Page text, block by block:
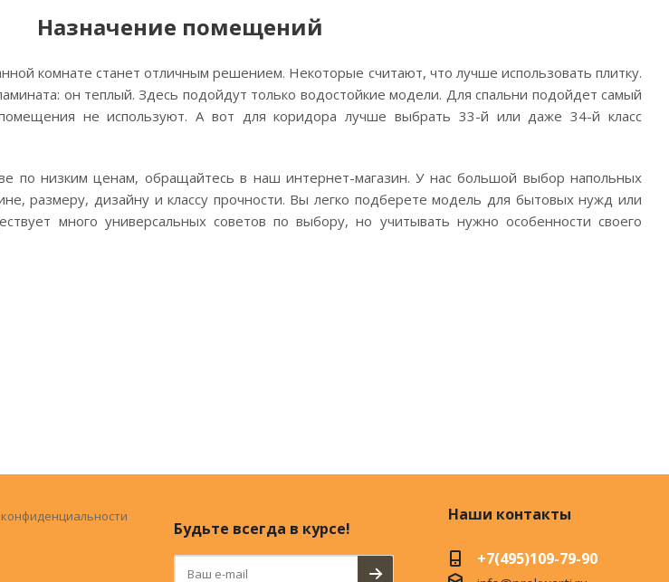
Назначение помещений
комнате станет отличным решением. Некоторые считают, что лучше использовать плитку.
он теплый. Здесь подойдут только водостойкие модели. Для спальни подойдет самый
помещения не используют. А вот для коридора лучше выбрать 33-й или даже 34-й класс
по низким ценам, обращайтесь в наш интернет-магазин. У нас большой выбор напольных
размеру, дизайну и классу прочности. Вы легко подберете модель для бытовых нужд или
много универсальных советов по выбору, но учитывать нужно особенности своего
Будьте всегда в курсе!
Наши контакты
+7(495)109-79-90